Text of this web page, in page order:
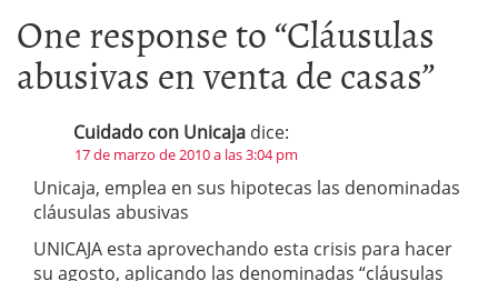
One response to “Cláusulas
abusivas en venta de casas”
Cuidado con Unicaja dice:
17 de marzo de 2010 a las 3:04 pm
Unicaja, emplea en sus hipotecas las denominadas
cláusulas abusivas
UNICAJA esta aprovechando esta crisis para hacer
su agosto, aplicando las denominadas “cláusulas